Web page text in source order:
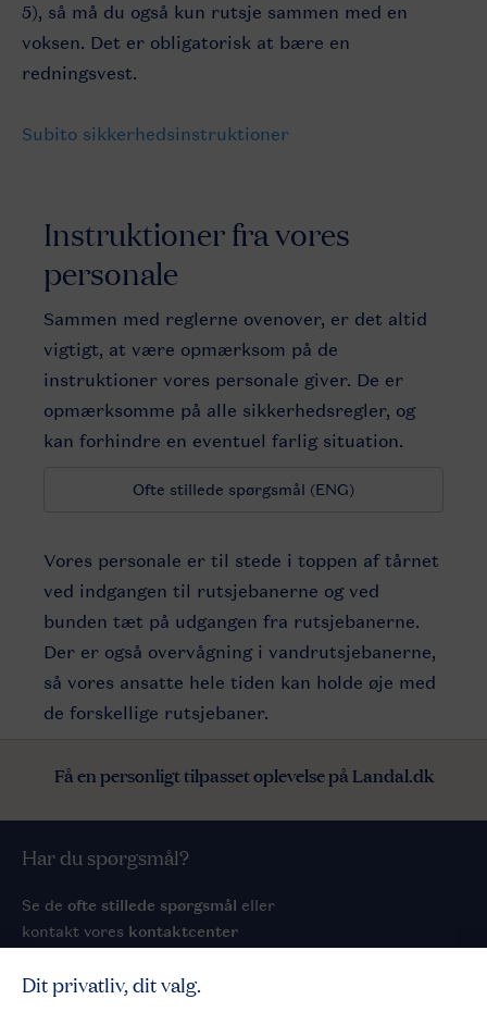
5), så må du også kun rutsje sammen med en
voksen. Det er obligatorisk at bære en
redningsvest.
Subito sikkerhedsinstruktioner
Instruktionerfra vores
personale
Sammen med reglerne ovenover, er det altid
vigtigt, at være opmærksom på de
instruktioner vores personale giver. De er
opmærksomme på alle sikkerhedsregler, og
kan forhindre en eventuel farlig situation.
Ofte stillede spørgsmål (ENG)
Vores personale er til stede i toppen af tårnet
ved indgangen til rutsjebanerne og ved
bunden tæt på udgangen fra rutsjebanerne.
Der er også overvågning i vandrutsjebanerne,
så vores ansatte hele tiden kan holde øje med
de forskellige rutsjebaner.
Få en personligt tilpasset oplevelse på Landal.dk
Har du spørgsmål?
Se de ofte stillede spørgsmål eller
kontakt vores kontaktcenter